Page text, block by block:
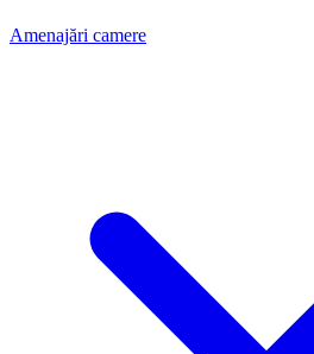
Amenajări camere